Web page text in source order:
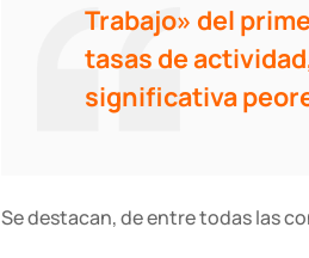
Trabajo» del
tasas de
significativa
Se destacan, de entre todas las